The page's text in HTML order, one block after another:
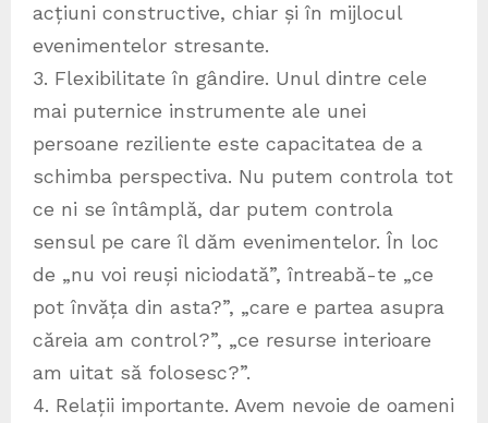
acțiuni constructive, chiar și în mijlocul
evenimentelor stresante.
3. Flexibilitate în gândire. Unul dintre cele
mai puternice instrumente ale unei
persoane reziliente este capacitatea de a
schimba perspectiva. Nu putem controla tot
ce ni se întâmplă, dar putem controla
sensul pe care îl dăm evenimentelor. În loc
de „nu voi reuși niciodată”, întreabă-te „ce
pot învăța din asta?”, „care e partea asupra
căreia am control?”, „ce resurse interioare
am uitat să folosesc?”.
4. Relații importante. Avem nevoie de oameni